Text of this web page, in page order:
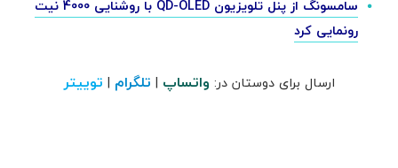
سامسونگ از پنل تلویزیون QD-OLED با روشنایی 4000 نیت
رونمایی کرد
ارسال برای دوستان در: واتساپ | تلگرام | توییتر